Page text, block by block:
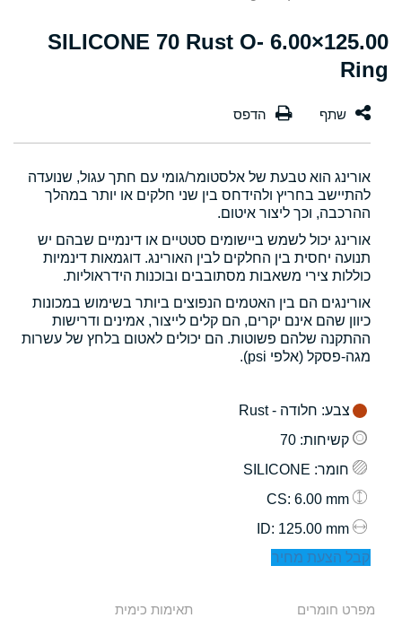
125.00×6.00 SILICONE 70 Rust O-
Ring
אורינג הוא טבעת של אלסטומר/גומי עם חתך עגול, שנועדה
להתיישב בחריץ ולהידחס בין שני חלקים או יותר במהלך
ההרכבה, וכך ליצור איטום.
אורינג יכול לשמש ביישומים סטטיים או דינמיים שבהם יש
תנועה יחסית בין החלקים לבין האורינג. דוגמאות דינמיות
כוללות צירי משאבות מסתובבים ובוכנות הידראוליות.
אורינגים הם בין האטמים הנפוצים ביותר בשימוש במכונות
כיוון שהם אינם יקרים, הם קלים לייצור, אמינים ודרישות
ההתקנה שלהם פשוטות. הם יכולים לאטום בלחץ של עשרות
מגה-פסקל (אלפי psi).
צבע: חלודה - Rust
קשיחות: 70
חומר: SILICONE
: 6.00 mm
: 125.00 mm
קבל הצעת מחיר
מפרט חומרים תאימות כימית